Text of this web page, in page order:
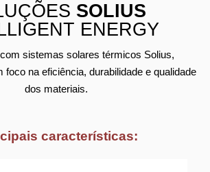
SOLIUS
ENERGY
sistemas solares térmicos Solius,
foco na eficiência, durabilidade e qualidade
dos materiais.
características: